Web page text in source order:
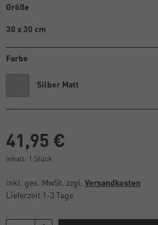
Größe
30 x 30 cm
Farbe
Silber Matt
41,95 €
Inhalt: 1 Stück
inkl. ges. MwSt. zzgl. Versandkosten
Lieferzeit 1-3 Tage